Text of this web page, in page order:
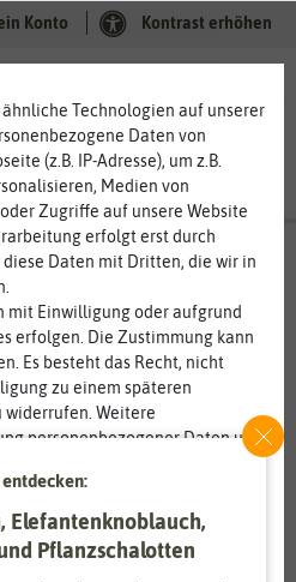
Konto Kontrast erhöhen
Technologien auf unserer
Daten von
(z.B. IP-Adresse), um z.B.
Medien von
Zugriffe auf unsere Website
erfolgt erst durch
Daten mit Dritten, die wir in
mit Einwilligung oder aufgrund
erfolgen. Die Zustimmung kann
Es besteht das Recht, nicht
zu einem späteren
widerrufen. Weitere
personenbezogener Daten und
Statistik
Elefantenknoblauch,
Pflanzschalotten